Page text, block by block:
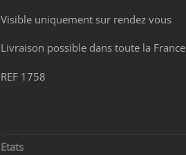
Visible uniquement sur rendez vous
Livraison possible dans toute la France
REF 1758
Etats